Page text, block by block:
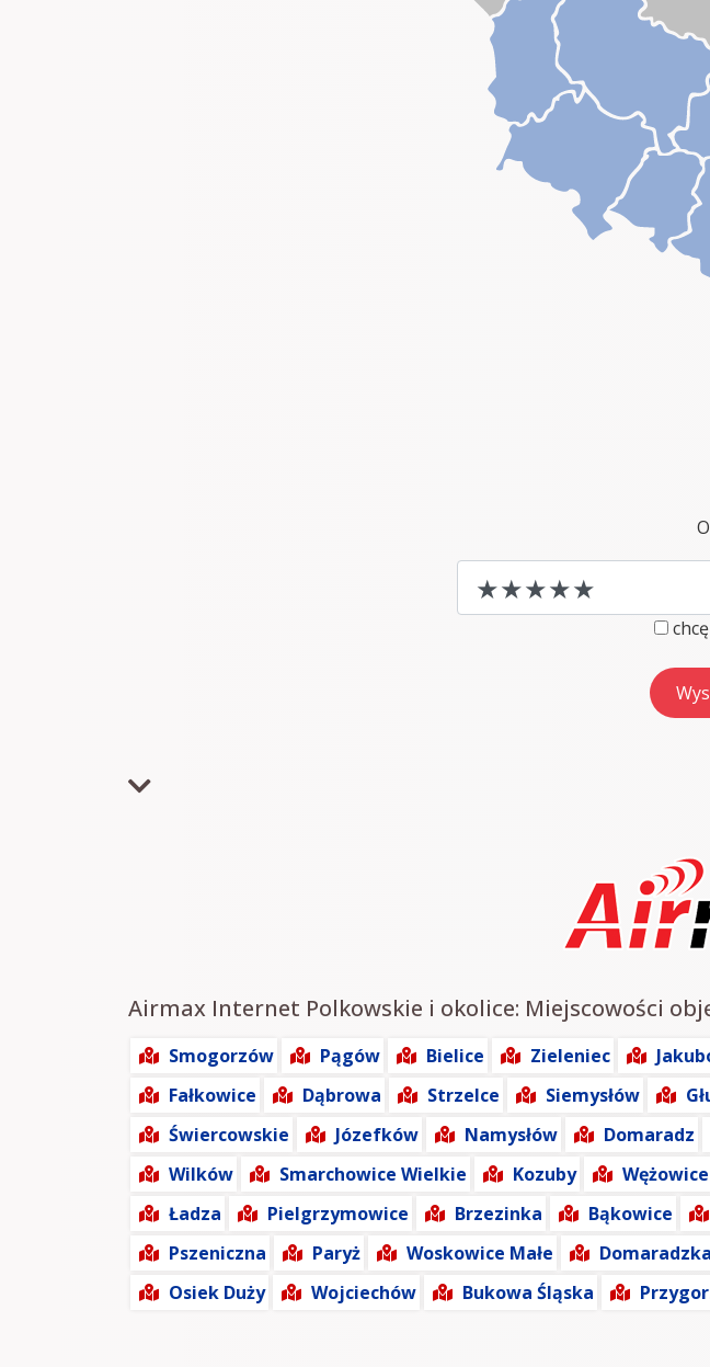
Airmax Internet Polkowskie i okolice: Miejscowości
Smogorzów Pągów Bielice Zieleniec
Fałkowice
Dąbrowa Strzelce Siemysłów
Świercowskie
Józefków Namysłów Domaradz
Wilków
Smarchowice Wielkie Kozuby Wężowice
Ładza
Pielgrzymowice Brzezinka Bąkowice
Pszeniczna
Paryż Woskowice Małe
Osiek Duży
Wojciechów Bukowa Śląska